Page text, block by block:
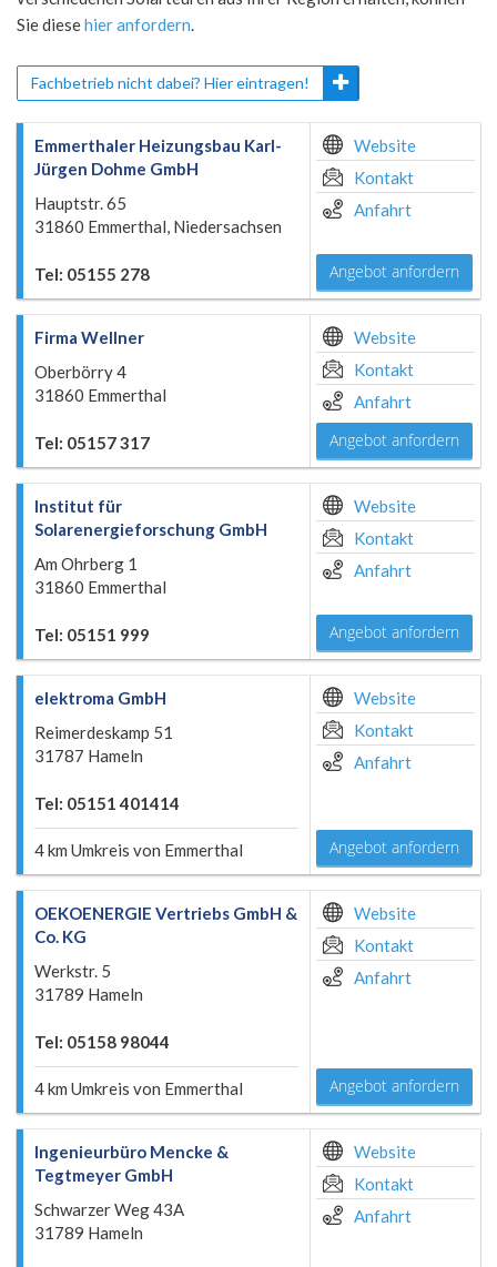
Sie diesehier anfordern.
Fachbetrieb nicht dabei? Hier eintragen!
Emmerthaler Heizungsbau Karl-
Jürgen Dohme GmbH
Hauptstr. 65
31860 Emmerthal, Niedersachsen
Tel: 05155 278
Website
Kontakt
Anfahrt
Angebot anfordern
Firma Wellner
Oberbörry 4
31860 Emmerthal
Tel: 05157 317
Website
Kontakt
Anfahrt
Angebot anfordern
Institut für
Solarenergieforschung GmbH
Am Ohrberg 1
31860 Emmerthal
Tel: 05151 999
Website
Kontakt
Anfahrt
Angebot anfordern
elektroma GmbH
Reimerdeskamp 51
31787 Hameln
Tel: 05151 401414
4 km Umkreis von Emmerthal
Website
Kontakt
Anfahrt
Angebot anfordern
OEKOENERGIE Vertriebs GmbH &
Co. KG
Werkstr. 5
31789 Hameln
Tel: 05158 98044
4 km Umkreis von Emmerthal
Website
Kontakt
Anfahrt
Angebot anfordern
Ingenieurbüro Mencke &
Tegtmeyer GmbH
Schwarzer Weg 43A
31789 Hameln
Website
Kontakt
Anfahrt